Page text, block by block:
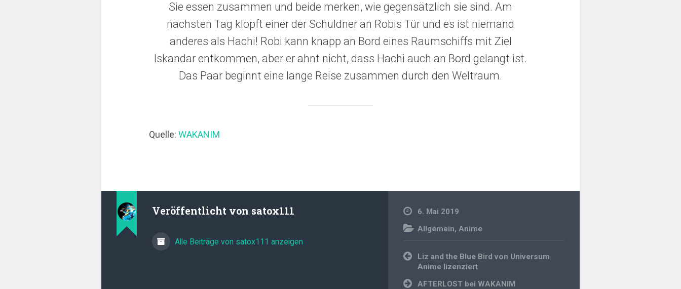
Sie essen zusammen und beide merken, wie gegensätzlich sie sind. Am
nächsten Tag klopft einer der Schuldner an Robis Tür und es ist niemand
anderes als Hachi! Robi kann knapp an Bord eines Raumschiffs mit Ziel
Iskandar entkommen, aber er ahnt nicht, dass Hachi auch an Bord gelangt ist.
Das Paar beginnt eine lange Reise zusammen durch den Weltraum.
Quelle:WAKANIM
Veröffentlicht von satox111
Alle Beiträge von satox111 anzeigen
6. Mai 2019
Allgemein,Anime
Beitragsnavigation
Liz and the Blue Bird von Universum
Anime lizenziert
AFTERLOST bei WAKANIM